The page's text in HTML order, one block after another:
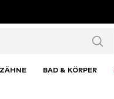
ZÄHNE BAD & KÖRPER